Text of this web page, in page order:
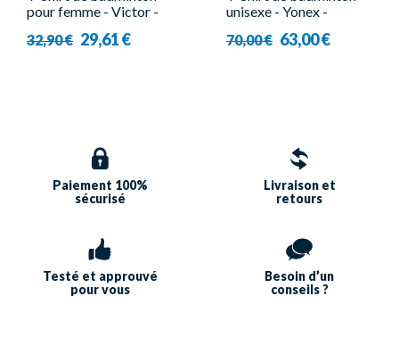
pour femme - Victor -
32,90 € 29,61 €
unisexe - Yonex -
70,00 € 63,00 €
Paiement 100%
sécurisé
Livraison et
retours
Testé et approuvé
pour vous
Besoin d’un
conseils ?